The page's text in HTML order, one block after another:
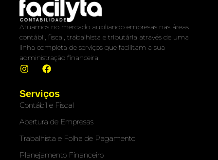
Atuamos no mercado auxiliando empresas nas áreas
contábil, fiscal, trabalhista e tributária através de uma
linha completa de serviços que facilitam a sua
administração financeira.
Serviços
Contábil e Fiscal
Abertura de Empresas
Trabalhista e Folha de Pagamento
Planejamento Financeiro